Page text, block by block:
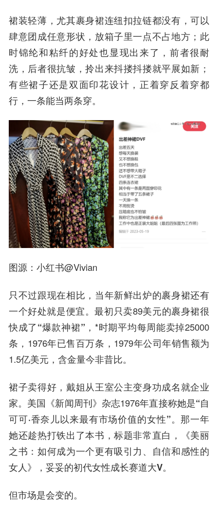
裙装轻薄，尤其裹身裙连纽扣拉链都没有，可以
肆意团成任意形状，放箱子里一点不占地方；此
时锦纶和粘纤的好处也显现出来了，前者很耐
洗，后者很抗皱，拎出来抖搂抖搂就平展如新；
有些裙子还是双面印花设计，正着穿反着穿都
行，一条能当两条穿。
图源：小红书@Vivian
只不过跟现在相比， 当年新鲜出炉的裹身裙还有
一个好处就是便宜。最初只卖89美元的裹身裙很
快成了“爆款神裙”，*时期平均每周能卖掉25000
条，1976年已售百万条，1979年公司年销售额为
1.5亿美元，含金量今非昔比。
裙子卖得好，戴姐从王室公主变身功成名就企业
家。美国《新闻周刊》杂志1976年直接称她是“自
可可·香奈儿以来最有市场价值的女性”。那一年
她还趁热打铁出了本书，标题非常直白，《美丽
之书：如何成为一个更有吸引力、自信和感性的
女人》，妥妥的初代女性成长赛道大V。
但市场是会变的。